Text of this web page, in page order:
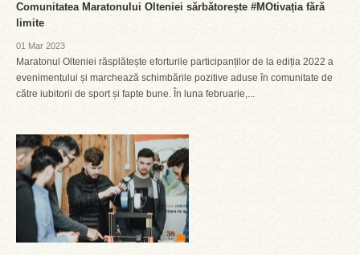
Comunitatea Maratonului Olteniei sărbătorește #MOtivația fără
limite
01 Mar 2023
Maratonul Olteniei răsplătește eforturile participanților de la ediția 2022 a
evenimentului și marchează schimbările pozitive aduse în comunitate de
către iubitorii de sport și fapte bune. În luna februarie,...